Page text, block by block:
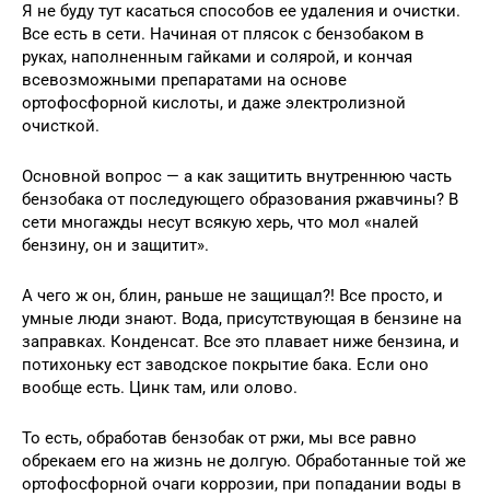
Я не буду тут касаться способов ее удаления и очистки.
Все есть в сети. Начиная от плясок с бензобаком в
руках, наполненным гайками и солярой, и кончая
всевозможными препаратами на основе
ортофосфорной кислоты, и даже электролизной
очисткой.
Основной вопрос — а как защитить внутреннюю часть
бензобака от последующего образования ржавчины? В
сети многажды несут всякую херь, что мол «налей
бензину, он и защитит».
А чего ж он, блин, раньше не защищал?! Все просто, и
умные люди знают. Вода, присутствующая в бензине на
заправках. Конденсат. Все это плавает ниже бензина, и
потихоньку ест заводское покрытие бака. Если оно
вообще есть. Цинк там, или олово.
То есть, обработав бензобак от ржи, мы все равно
обрекаем его на жизнь не долгую. Обработанные той же
ортофосфорной очаги коррозии, при попадании воды в